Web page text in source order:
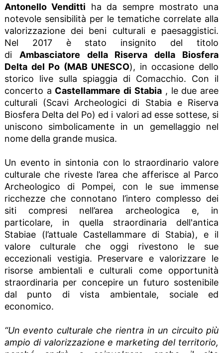
Antonello Venditti ha da sempre mostrato una
notevole sensibilità per le tematiche correlate alla
valorizzazione dei beni culturali e paesaggistici.
Nel 2017 è stato insignito del titolo
di Ambasciatore della Riserva della Biosfera
Delta del Po (MAB UNESCO), in occasione dello
storico live sulla spiaggia di Comacchio. Con il
concerto a Castellammare di Stabia , le due aree
culturali (Scavi Archeologici di Stabia e Riserva
Biosfera Delta del Po) ed i valori ad esse sottese, si
uniscono simbolicamente in un gemellaggio nel
nome della grande musica.
Un evento in sintonia con lo straordinario valore
culturale che riveste l’area che afferisce al Parco
Archeologico di Pompei, con le sue immense
ricchezze che connotano l’intero complesso dei
siti compresi nell’area archeologica e, in
particolare, in quella straordinaria dell'antica
Stabiae (l’attuale Castellammare di Stabia), e il
valore culturale che oggi rivestono le sue
eccezionali vestigia. Preservare e valorizzare le
risorse ambientali e culturali come opportunità
straordinaria per concepire un futuro sostenibile
dal punto di vista ambientale, sociale ed
economico.
“Un evento culturale che rientra in un circuito più
ampio di valorizzazione e marketing del territorio,